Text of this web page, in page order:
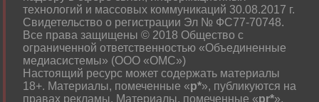
технологий и массовых коммуникаций 30.08.2017 г.
Свидетельство о регистрации Эл № ФС77-70748.
Все права защищены © 2018 Общество с
ограниченной ответственностью «Объединенные
медиасистемы» (ООО «ОМС»)
Настоящий ресурс может содержать материалы
18+. Материалы, помеченные «р*», публикуются на
правах рекламы. Материалы, помеченные «рr*»,